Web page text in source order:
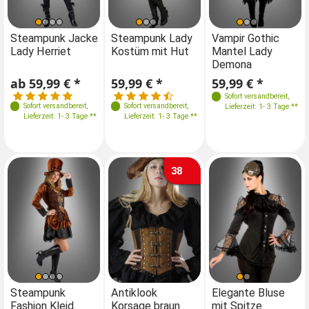
Steampunk Jacke
Lady Herriet
ab 59,99 € *
Sofort versandbereit,
Lieferzeit: 1- 3 Tage **
Größen
34-36
36-38
40-42
42-44
44-46
48-50
Steampunk Jacke
Lady Herriet
ab 59,99 € *
Sofort versandbereit ,
Größen
34 36
36-38
38
40-42
Steampunk Lady
Kostüm mit Hut
59,99 € *
Sofort versandbereit,
Lieferzeit: 1- 3 Tage **
Größen
34 36
36-38
38
40-42
Größen
34-36
36-38
46-48
40-42
Vampir Gothic
Mantel Lady
Demona
59,99 € *
Sofort versandbereit,
Lieferzeit: 1- 3 Tage **
Steampunk
Fashion Kleid
Größen
Steampunk
Fashion Kleid
38
Größen
Antiklook
Korsage braun
Größen
Größen
Elegante Bluse
mit Spitze